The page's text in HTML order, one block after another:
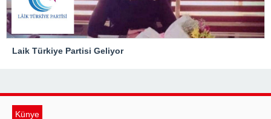
Laik Türkiye Partisi Geliyor
Künye